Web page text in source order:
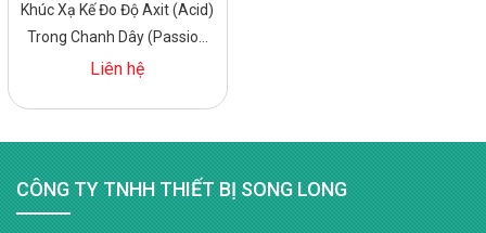
Khúc Xạ Kế Đo Độ Axit (Acid)
Trong Chanh Dây (Passion
Fruit) PAL-Easy ACID21
Liên hệ
CÔNG TY TNHH THIẾT BỊ SONG LONG